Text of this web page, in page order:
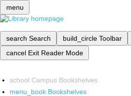
menu
search Search build_circle Toolbar
cancel Exit Reader Mode
school Campus Bookshelves
menu_book Bookshelves